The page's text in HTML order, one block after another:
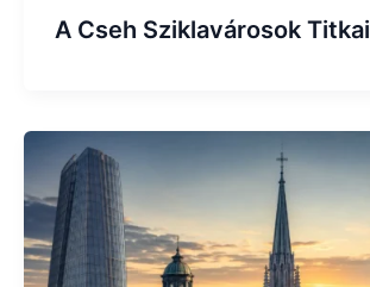
A Cseh Sziklavárosok Titkai